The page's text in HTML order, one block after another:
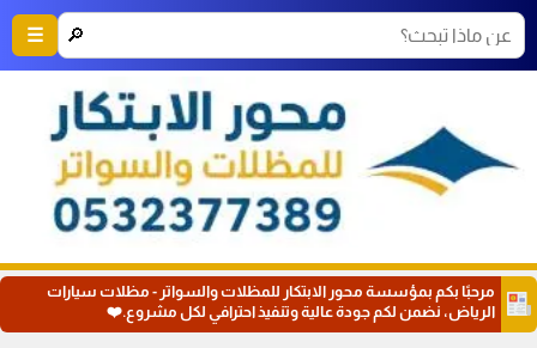
🔎
☰
مرحبًا بكم بمؤسسة محور الابتكار للمظلات والسواتر - مظلات سيارات
الرياض، نضمن لكم جودة عالية وتنفيذ احترافي لكل مشروع.❤️